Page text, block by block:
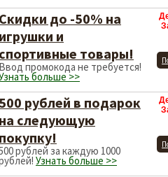
Скидки до -50% на
игрушки и
спортивные товары!
Ввод промокода не требуется!
больше >>
500 рублей в подарок
на следующую
покупку!
рублей за каждую 1000
Узнать больше >>